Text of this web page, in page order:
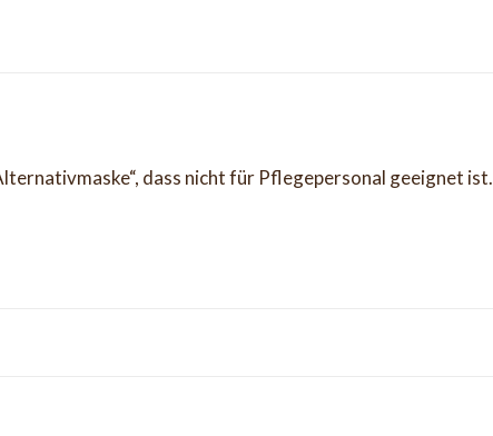
dass nicht für Pflegepersonal geeignet ist.